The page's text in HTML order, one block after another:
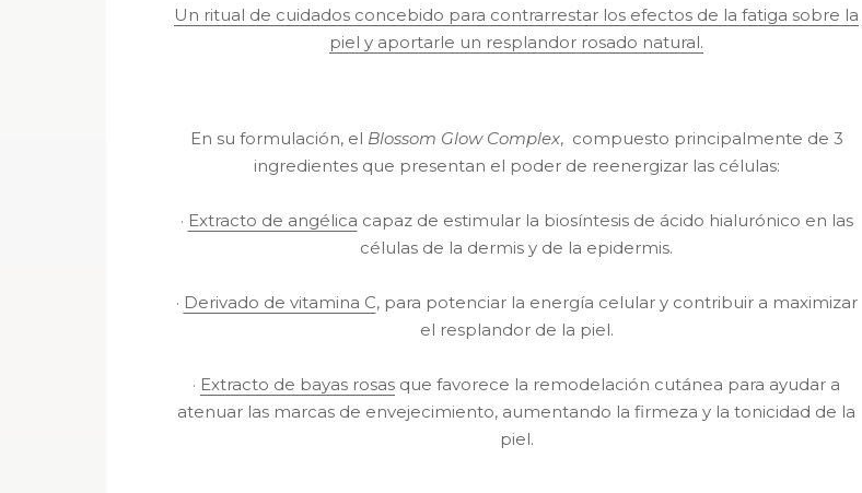
Un ritual de cuidados concebido para contrarrestar los efectos de la fatiga sobre la
piel y aportarle un resplandor rosado natural.
En su formulación, el Blossom Glow Complex, compuesto principalmente de 3
ingredientes que presentan el poder de reenergizar las células:
· Extracto de angélica capaz de estimular la biosíntesis de ácido hialurónico en las
células de la dermis y de la epidermis.
· Derivado de vitamina C, para potenciar la energía celular y contribuir a maximizar
el resplandor de la piel.
· Extracto de bayas rosas que favorece la remodelación cutánea para ayudar a
atenuar las marcas de envejecimiento, aumentando la firmeza y la tonicidad de la
piel.